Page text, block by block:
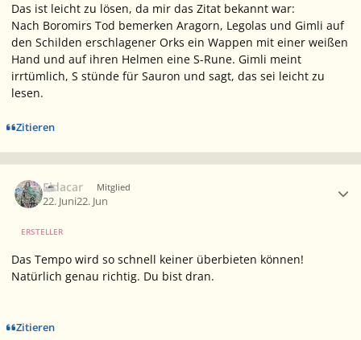
Das ist leicht zu lösen, da mir das Zitat bekannt war:
Nach Boromirs Tod bemerken Aragorn, Legolas und Gimli auf
den Schilden erschlagener Orks ein Wappen mit einer weißen
Hand und auf ihren Helmen eine S-Rune. Gimli meint
irrtümlich, S stünde für Sauron und sagt, das sei leicht zu
lesen.
Zitieren
Eldacar Mitglied
22. Juni22. Jun
ERSTELLER
Das Tempo wird so schnell keiner überbieten können!
Natürlich genau richtig. Du bist dran.
Zitieren